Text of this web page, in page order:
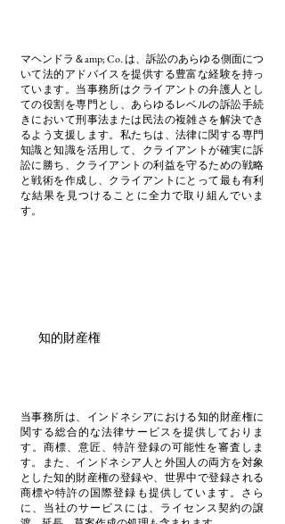
マヘンドラ＆amp; Co. は、訴訟のあらゆる側面につ
いて法的アドバイスを提供する豊富な経験を持っ
ています。当事務所はクライアントの弁護人とし
ての役割を専門とし、あらゆるレベルの訴訟手続
きにおいて刑事法または民法の複雑さを解決でき
るよう支援します。私たちは、法律に関する専門
知識と知識を活用して、クライアントが確実に訴
訟に勝ち、クライアントの利益を守るための戦略
と戦術を作成し、クライアントにとって最も有利
な結果を見つけることに全力で取り組んでいま
す。
知的財産権
当事務所は、インドネシアにおける知的財産権に
関する総合的な法律サービスを提供しておりま
す。商標、意匠、特許登録の可能性を審査しま
す。また、インドネシア人と外国人の両方を対象
とした知的財産権の登録や、世界中で登録される
商標や特許の国際登録も提供しています。さら
に、当社のサービスには、ライセンス契約の譲